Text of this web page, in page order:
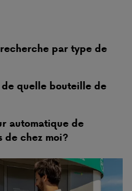
par type de
de quelle bouteille de
automatique de
de chez moi?